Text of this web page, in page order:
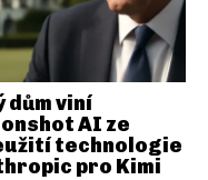
dům viní
AI ze
technologie
pro Kimi